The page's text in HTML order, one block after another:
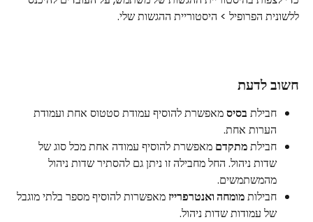
ללשונית הפרופיל > היסטוריית ההגשות שלי.
חשוב לדעת
חבילת בסיס מאפשרת להוסיף עמודת סטטוס אחת ועמודת
הערות אחת.
חבילת מתקדם מאפשרת להוסיף עמודה אחת מכל סוג של
שדות ניהול. החל מחבילה זו ניתן גם להסתיר שדות ניהול
מהמשתמשים.
חבילות מומחה ואנטרפרייז מאפשרות להוסיף מספר בלתי מוגבל
של עמודות שדות ניהול.